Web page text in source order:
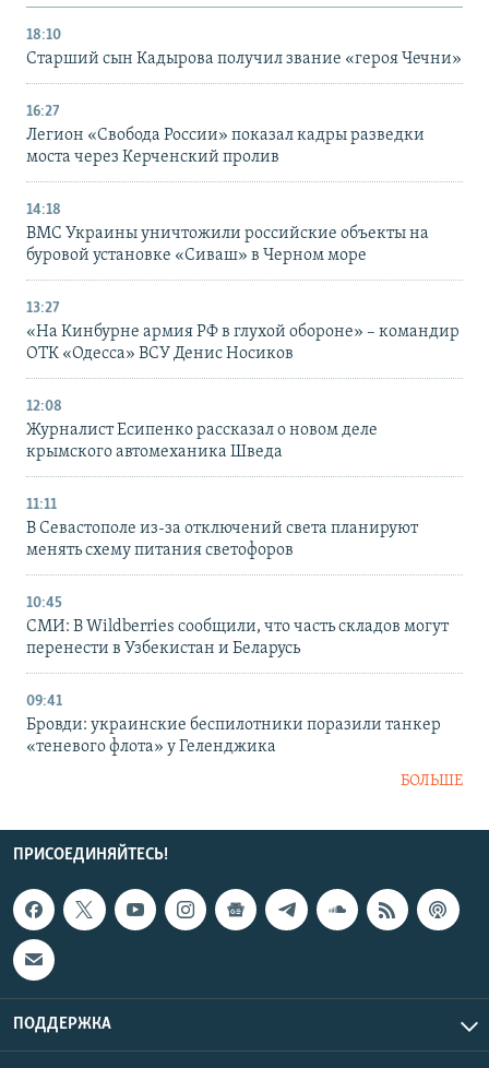
18:10
Старший сын Кадырова получил звание «героя Чечни»
16:27
Легион «Свобода России» показал кадры разведки
моста через Керченский пролив
14:18
ВМС Украины уничтожили российские объекты на
буровой установке «Сиваш» в Черном море
13:27
«На Кинбурне армия РФ в глухой обороне» – командир
ОТК «Одесса» ВСУ Денис Носиков
12:08
Журналист Есипенко рассказал о новом деле
крымского автомеханика Шведа
11:11
В Севастополе из-за отключений света планируют
менять схему питания светофоров
10:45
СМИ: В Wildberries сообщили, что часть складов могут
перенести в Узбекистан и Беларусь
09:41
Бровди: украинские беспилотники поразили танкер
«теневого флота» у Геленджика
БОЛЬШЕ
ПРИСОЕДИНЯЙТЕСЬ!
ПОДДЕРЖКА